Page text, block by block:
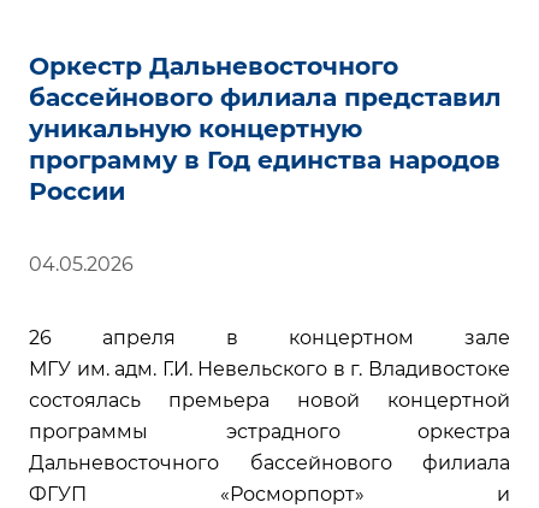
Оркестр Дальневосточного
бассейнового филиала представил
уникальную концертную
программу в Год единства народов
России
04.05.2026
26 апреля в концертном зале
МГУ им. адм. Г.И. Невельского в г. Владивостоке
состоялась премьера новой концертной
программы эстрадного оркестра
Дальневосточного бассейнового филиала
ФГУП «Росморпорт» и